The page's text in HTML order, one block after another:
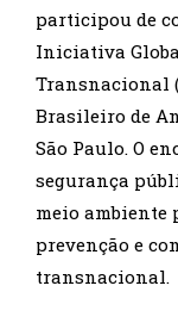
participou de
Iniciativa
Transnacional
Brasileiro de
São Paulo. O
segurança
meio ambiente
prevenção e
transnacional.